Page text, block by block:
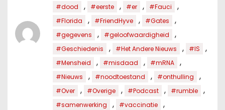
#dood , #eerste , #er , #Fauci ,
#Florida , #FriendHyve , #Gates ,
#gegevens , #geloofwaardigheid ,
#Geschiedenis , #Het Andere Nieuws , #IS ,
#Mensheid , #misdaad , #mRNA ,
#Nieuws , #noodtoestand , #onthulling ,
#Over , #Overige , #Podcast , #rumble ,
#samenwerking , #vaccinatie ,